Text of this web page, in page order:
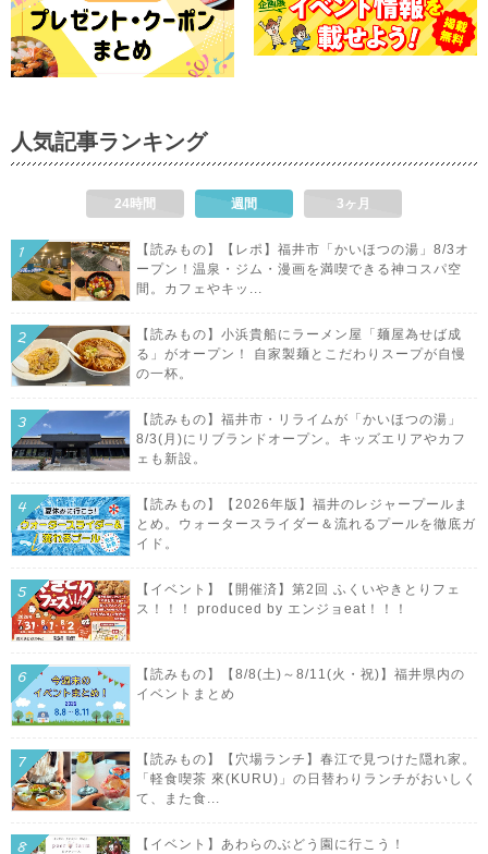
人気記事ランキング
24時間 週間 3ヶ月
【読みもの】【レポ】福井市「かいほつの湯」8/3オ
ープン！温泉・ジム・漫画を満喫できる神コスパ空
間。カフェやキッ...
【読みもの】小浜貴船にラーメン屋「麺屋為せば成
る」がオープン！ 自家製麺とこだわりスープが自慢
の一杯。
【読みもの】福井市・リライムが「かいほつの湯」
8/3(月)にリブランドオープン。キッズエリアやカフ
ェも新設。
【読みもの】【2026年版】福井のレジャープールま
とめ。ウォータースライダー＆流れるプールを徹底ガ
イド。
【イベント】【開催済】第2回 ふくいやきとりフェ
ス！！！ produced by エンジョeat！！！
【読みもの】【8/8(土)～8/11(火・祝)】福井県内の
イベントまとめ
【読みもの】【穴場ランチ】春江で見つけた隠れ家。
「軽食喫茶 來(KURU)」の日替わりランチがおいしく
て、また食...
【イベント】あわらのぶどう園に行こう！